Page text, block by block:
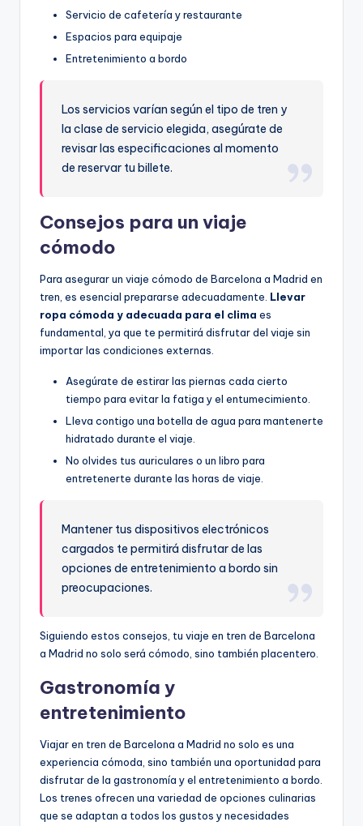
Servicio de cafetería y restaurante
Espacios para equipaje
Entretenimiento a bordo
Los servicios varían según el tipo de tren y
la clase de servicio elegida, asegúrate de
revisar las especificaciones al momento
de reservar tu billete.
Consejos para un viaje
cómodo
Para asegurar un viaje cómodo de Barcelona a Madrid en
tren, es esencial prepararse adecuadamente. Llevar
ropa cómoda y adecuada para el clima es
fundamental, ya que te permitirá disfrutar del viaje sin
importar las condiciones externas.
Asegúrate de estirar las piernas cada cierto
tiempo para evitar la fatiga y el entumecimiento.
Lleva contigo una botella de agua para mantenerte
hidratado durante el viaje.
No olvides tus auriculares o un libro para
entretenerte durante las horas de viaje.
Mantener tus dispositivos electrónicos
cargados te permitirá disfrutar de las
opciones de entretenimiento a bordo sin
preocupaciones.
Siguiendo estos consejos, tu viaje en tren de Barcelona
a Madrid no solo será cómodo, sino también placentero.
Gastronomía y
entretenimiento
Viajar en tren de Barcelona a Madrid no solo es una
experiencia cómoda, sino también una oportunidad para
disfrutar de la gastronomía y el entretenimiento a bordo.
Los trenes ofrecen una variedad de opciones culinarias
que se adaptan a todos los gustos y necesidades